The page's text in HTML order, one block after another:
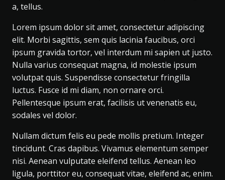
a, tellus.
Lorem ipsum dolor sit amet, consectetur adipiscing
elit. Morbi sagittis, sem quis lacinia faucibus, orci
ipsum gravida tortor, vel interdum mi sapien ut justo.
Nulla varius consequat magna, id molestie ipsum
volutpat quis. Suspendisse consectetur fringilla
luctus. Fusce id mi diam, non ornare orci.
Pellentesque ipsum erat, facilisis ut venenatis eu,
sodales vel dolor.
Nullam dictum felis eu pede mollis pretium. Integer
tincidunt. Cras dapibus. Vivamus elementum semper
nisi. Aenean vulputate eleifend tellus. Aenean leo
ligula, porttitor eu, consequat vitae, eleifend ac, enim.